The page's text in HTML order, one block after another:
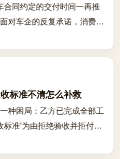
合同约定的交付时间一再推
对车企的反复承诺，消费者
赔偿，还是果断退订避免后
认合同中是否明确约...
标准不清怎么补救
种困局：乙方已完成全部工
标准’为由拒绝验收并拒付尾
付成果。问题根源往往在于
、缺乏量化指标或...